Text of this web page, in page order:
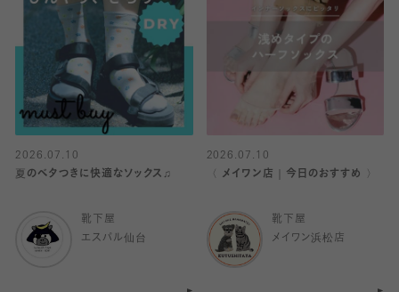
2026.07.10
夏のベタつきに快適なソックス♫
靴下屋
エスパル仙台
2026.07.10
〈 メイワン店｜今日のおすすめ 〉
靴下屋
メイワン浜松店